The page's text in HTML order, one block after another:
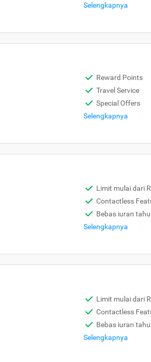
Selengkapnya
Reward Points
Travel Service
Special Offers
Selengkapnya
Limit mulai dari
Contactless
Bebas iuran
Selengkapnya
Limit mulai dari
Contactless
Bebas iuran
Selengkapnya